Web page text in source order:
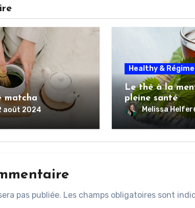
matcha
août 2024
Healthy &
Le thé à la
pleine santé
Melissa Helfer
pas publiée. Les champs obligatoires sont